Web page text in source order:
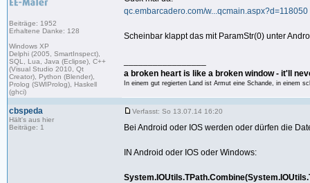
49:
51:
54:
55:
56:
57:
58:
60:
62:
GeldProClick :=1;
procedure
GeldGesamt := GeldProClick
end;
procedure
begin
end;
end .
Beiträge: 1952
Erhaltene Danke: 128
Windows XP
Delphi (2005, SmartInspect),
SQL, Lua, Java (Eclipse), C++
(Visual Studio 2010, Qt
Creator), Python (Blender),
Prolog (SWIProlog), Haskell
(ghci)
qc.embarcadero.com/w...qcmain.aspx?d=118050
Scheinbar klappt das mit ParamStr(0) unter
a broken heart is like a broken window - it'll
In einem gut regierten Land ist Armut eine Schande, in einem
cbspeda
Hält's aus hier
Beiträge: 1
Verfasst: So 13.07.14 16:20
Bei Android oder IOS werden oder dürfen die
IN Android oder IOS oder Windows: